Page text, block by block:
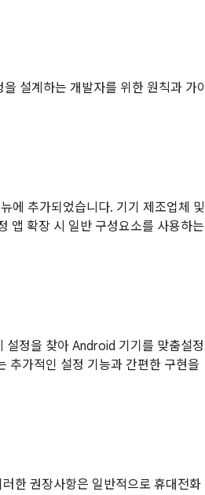
설계하는 개발자를 위한 원칙과 가이
에 추가되었습니다. 기기 제조업체 및
앱 확장 시 일반 구성요소를 사용하는
정을 찾아 Android 기기를 맞춤설정
추가적인 설정 기능과 간편한 구현을
한 권장사항은 일반적으로 휴대전화